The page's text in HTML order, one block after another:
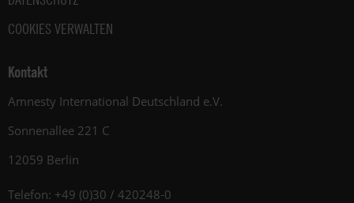
COOKIES VERWALTEN
Kontakt
Amnesty International Deutschland e.V.
Sonnenallee 221 C
12059 Berlin
Telefon: +49 (0)30 / 420248-0